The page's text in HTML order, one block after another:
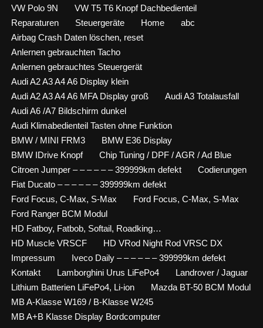
VW Polo 9N
VW T5 T6 Knopf Dachbedienteil
Reparaturen
Steuergeräte Home
abc
Airbag Crash Daten löschen, reset
Anlernen gebrauchten Tacho
Anlernen gebrauchtes Steuergerät
Audi A2 A3 A4 A6 Display klein
Audi A2 A3 A4 A6 MFA Display groß
Audi A3 Totalausfall
Audi A6 /A7 Bildschirm dunkel
Audi Klimabedienteil Tasten ohne Funktion
BMW / MINI FRM3
BMW E36 Display
BMW IDrive Knopf
Chip Tuning / DPF / AGR / Ad Blue
Citroen Jumper – – – – – – 399999km defekt
Codierungen
Fiat Ducato – – – – – – 399999km defekt
Ford Focus, C-Max, S-Max
Ford Focus, C-Max, S-Max
Ford Ranger BCM Modul
HD Fatboy, Fatbob, Softail, Roadking…
HD Muscle VRSCF
HD VRod Night Rod VRSC DX
Impressum
Iveco Daily – – – – – – 399999km defekt
Kontakt
Lamborghini Urus LiFePo4
Landrover / Jaguar
Lithium Batterien LiFePo4, Li-ion
Mazda BT-50 BCM Modul
MB A-Klasse W169 / B-Klasse W245
MB A+B Klasse Display Bordcomputer